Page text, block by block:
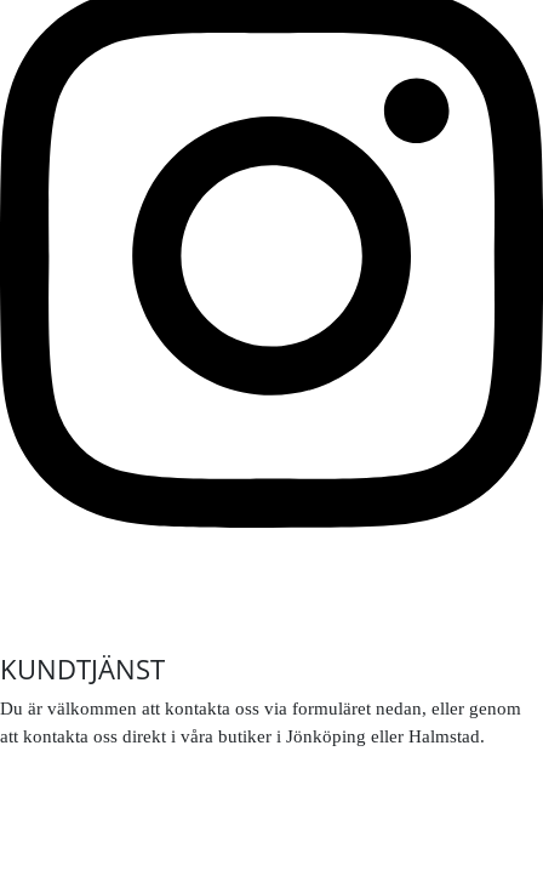
KUNDTJÄNST
Du är välkommen att kontakta oss via formuläret nedan, eller genom
att kontakta oss direkt i våra butiker i Jönköping eller Halmstad.